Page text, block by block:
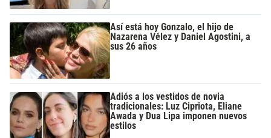
Así está hoy Gonzalo, el hijo de
Nazarena Vélez y Daniel Agostini, a
sus 26 años
Adiós a los vestidos de novia
tradicionales: Luz Cipriota, Eliane
Awada y Dua Lipa imponen nuevos
estilos